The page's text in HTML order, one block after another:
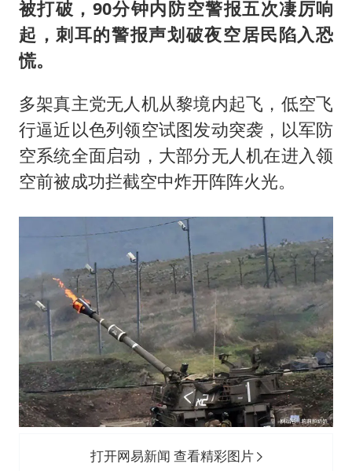
被打破，90分钟内防空警报五次凄厉响
起，刺耳的警报声划破夜空居民陷入恐
慌。
多架真主党无人机从黎境内起飞，低空飞
行逼近以色列领空试图发动突袭，以军防
空系统全面启动，大部分无人机在进入领
空前被成功拦截空中炸开阵阵火光。
打开网易新闻 查看精彩图片